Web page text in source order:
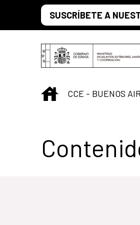
Saltar al contenido principal
SUSCRÍBETE A
INICIO
CCE - BUENOS
Centro